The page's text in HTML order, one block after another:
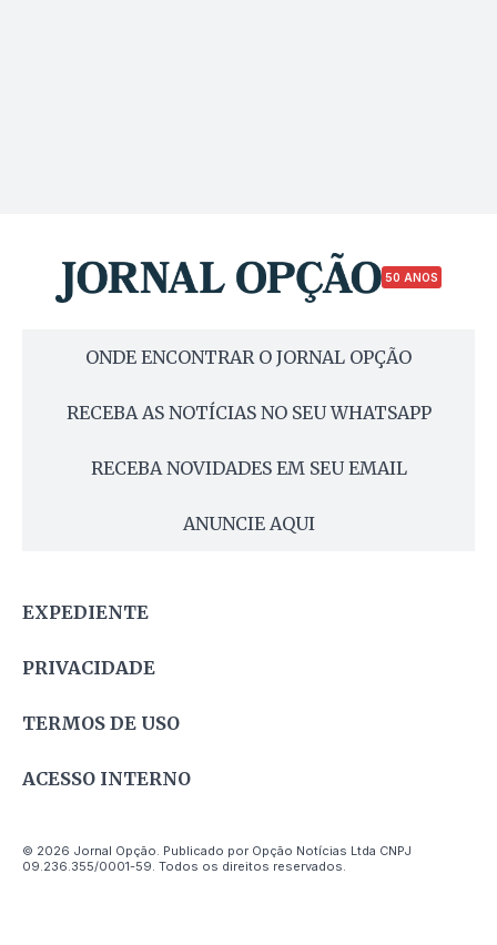
50 ANOS
ONDE ENCONTRAR O JORNAL OPÇÃO
RECEBA AS NOTÍCIAS NO SEU WHATSAPP
RECEBA NOVIDADES EM SEU EMAIL
ANUNCIE AQUI
EXPEDIENTE
PRIVACIDADE
TERMOS DE USO
ACESSO INTERNO
© 2026 Jornal Opção. Publicado por Opção Notícias Ltda CNPJ
09.236.355/0001-59. Todos os direitos reservados.